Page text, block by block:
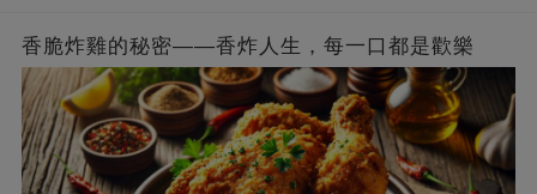
香脆炸雞的秘密——香炸人生，每一口都是歡樂